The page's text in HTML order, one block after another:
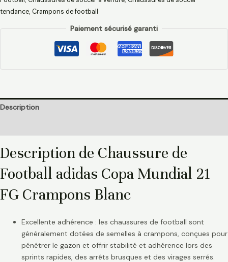
tendance, Crampons de football
Paiement sécurisé garanti
Description
Description de Chaussure de
Football adidas Copa Mundial 21
FG Crampons Blanc
Excellente adhérence : les chaussures de football sont
généralement dotées de semelles à crampons, conçues pour
pénétrer le gazon et offrir stabilité et adhérence lors des
sprints rapides, des arrêts brusques et des virages serrés.